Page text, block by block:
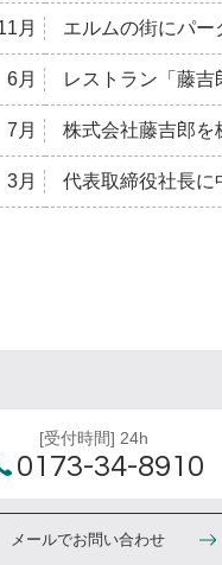
月 エルムの街にパー
月 レストラン「藤吉
月 株式会社藤吉郎を
月 代表取締役社長に
[受付時間] 24h
0173-34-8910
メールでお問い合わせ